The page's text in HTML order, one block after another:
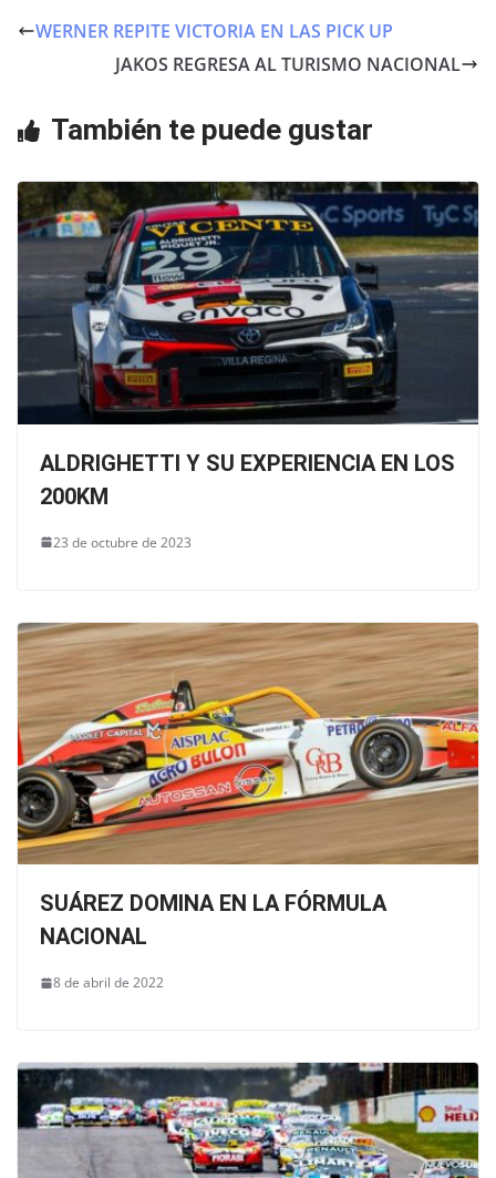
e
o
er s
A
p
WERNER REPITE VICTORIA EN LAS PICK UP
JAKOS REGRESA AL TURISMO NACIONAL
También te puede gustar
ALDRIGHETTI Y SU EXPERIENCIA EN LOS
200KM
23 de octubre de 2023
SUÁREZ DOMINA EN LA FÓRMULA
NACIONAL
8 de abril de 2022